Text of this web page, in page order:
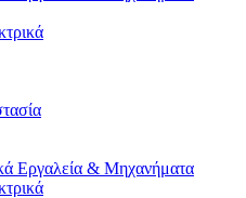
Εργαλεία & Μηχανήματα